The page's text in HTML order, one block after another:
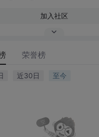
加入社区
荣誉榜
近30日 至今